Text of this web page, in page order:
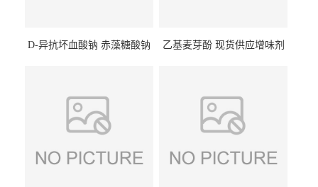
D-异抗坏血酸钠 赤藻糖酸钠
乙基麦芽酚 现货供应增味剂